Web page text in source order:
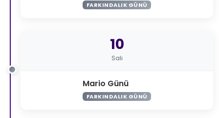
FARKINDALIK GÜNÜ
10
Salı
Mario Günü
FARKINDALIK GÜNÜ